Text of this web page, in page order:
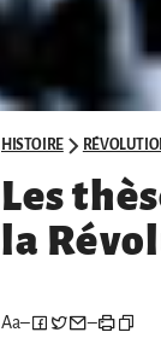
HISTOIRE
Les
la
Aa– –